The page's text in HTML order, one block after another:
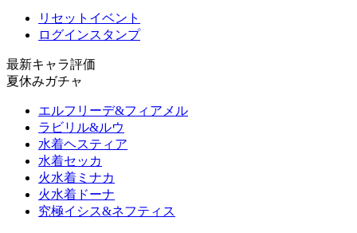
リセットイベント
ログインスタンプ
最新キャラ評価
夏休みガチャ
エルフリーデ&フィアメル
ラビリル&ルウ
水着ヘスティア
水着セッカ
火水着ミナカ
火水着ドーナ
究極イシス&ネフティス